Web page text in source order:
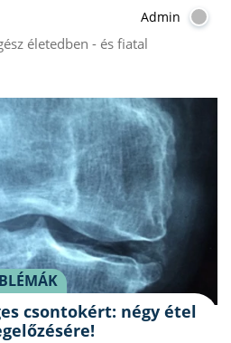
Admin
életedben - és fiatal
csontokért: négy étel